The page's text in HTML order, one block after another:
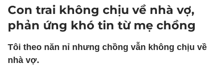
Con trai không chịu về nhà vợ,
phản ứng khó tin từ mẹ chồng
Tôi theo năn nỉ nhưng chồng vẫn không chịu về
nhà vợ.